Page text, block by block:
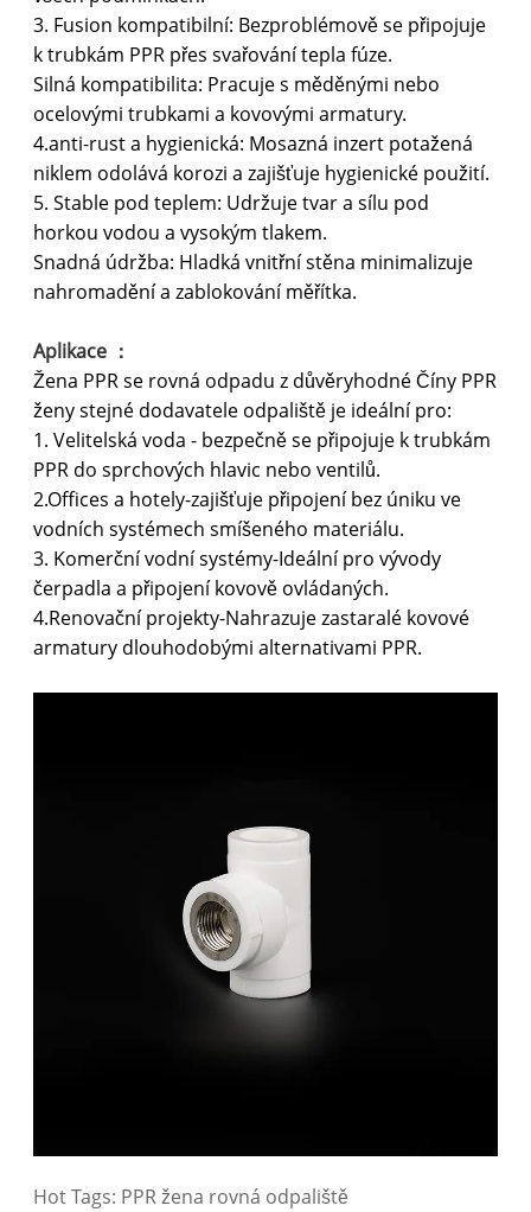
3. Fusion kompatibilní: Bezproblémově se připojuje
k trubkám PPR přes svařování tepla fúze.
Silná kompatibilita: Pracuje s měděnými nebo
ocelovými trubkami a kovovými armatury.
4.anti-rust a hygienická: Mosazná inzert potažená
niklem odolává korozi a zajišťuje hygienické použití.
5. Stable pod teplem: Udržuje tvar a sílu pod
horkou vodou a vysokým tlakem.
Snadná údržba: Hladká vnitřní stěna minimalizuje
nahromadění a zablokování měřítka.
Aplikace ：
Žena PPR se rovná odpadu z důvěryhodné Číny PPR
ženy stejné dodavatele odpaliště je ideální pro:
1. Velitelská voda - bezpečně se připojuje k trubkám
PPR do sprchových hlavic nebo ventilů.
2.Offices a hotely-zajišťuje připojení bez úniku ve
vodních systémech smíšeného materiálu.
3. Komerční vodní systémy-Ideální pro vývody
čerpadla a připojení kovově ovládaných.
4.Renovační projekty-Nahrazuje zastaralé kovové
armatury dlouhodobými alternativami PPR.
Hot Tags: PPR žena rovná odpaliště